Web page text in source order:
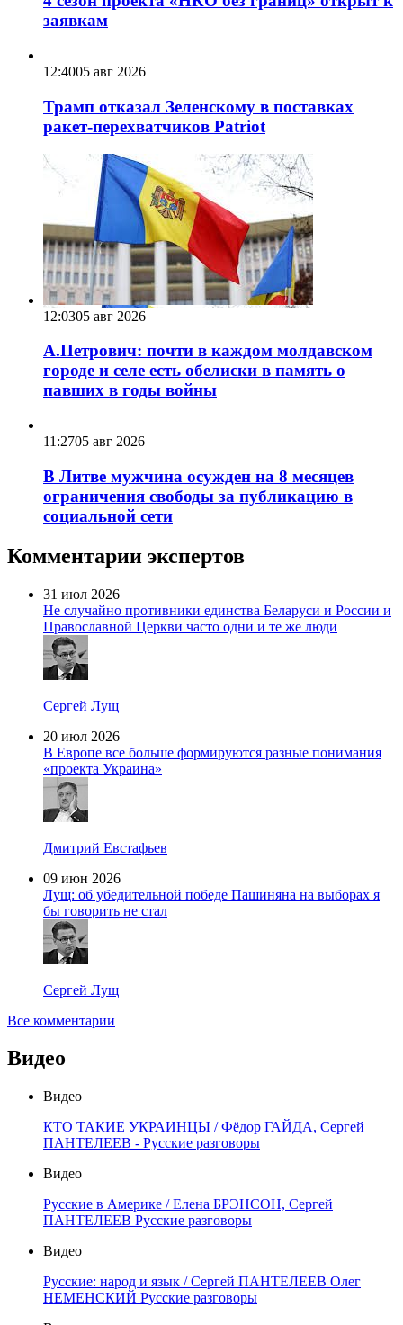
заявкам
12:4005 авг 2026
Трамп отказал Зеленскому в поставках
ракет-перехватчиков Patriot
12:0305 авг 2026
А.Петрович: почти в каждом молдавском
городе и селе есть обелиски в память о
павших в годы войны
11:2705 авг 2026
В Литве мужчина осужден на 8 месяцев
ограничения свободы за публикацию в
социальной сети
Комментарии экспертов
31 июл 2026
Не случайно противники единства Беларуси и России и
Православной Церкви часто одни и те же люди
Сергей Лущ
20 июл 2026
В Европе все больше формируются разные понимания
«проекта Украина»
Дмитрий Евстафьев
09 июн 2026
Лущ: об убедительной победе Пашиняна на выборах я
бы говорить не стал
Сергей Лущ
Все комментарии
Видео
Видео
КТО ТАКИЕ УКРАИНЦЫ / Фёдор ГАЙДА, Сергей
ПАНТЕЛЕЕВ - Русские разговоры
Видео
Русские в Америке / Елена БРЭНСОН, Сергей
ПАНТЕЛЕЕВ Русские разговоры
Видео
Русские: народ и язык / Сергей ПАНТЕЛЕЕВ Олег
НЕМЕНСКИЙ Русские разговоры